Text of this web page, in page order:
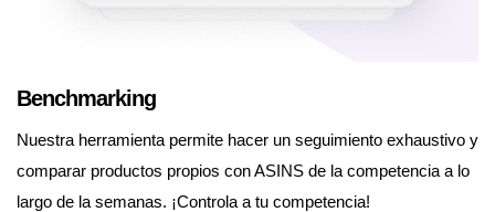
Benchmarking
Nuestra herramienta permite hacer un seguimiento exhaustivo y
comparar productos propios con ASINS de la competencia a lo
largo de la semanas. ¡Controla a tu competencia!